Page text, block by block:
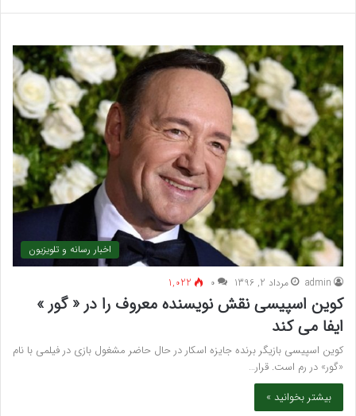
اخبار رسانه و تلویزیون
admin مرداد 2, 1396 ۰ 1,022
کوین اسپیسی نقش نویسنده معروف را در « گور »
ایفا می کند
کوین اسپیسی بازیگر برنده جایزه اسکار در حال حاضر مشغول بازی در فیلمی با نام
«گور» در رم است. قرار…
بیشتر بخوانید »